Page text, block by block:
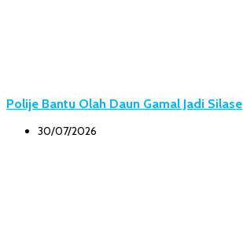
Polije Bantu Olah Daun Gamal Jadi Silase
30/07/2026